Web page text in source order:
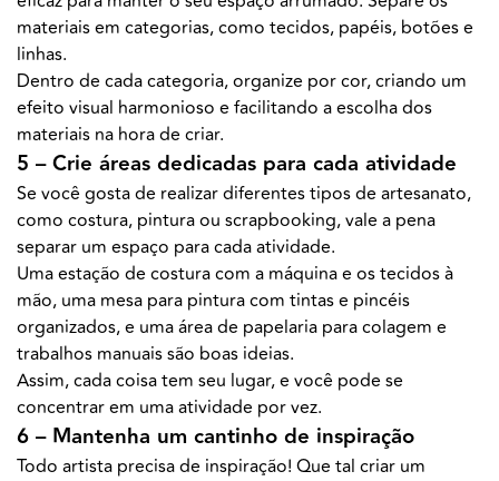
materiais em categorias, como tecidos, papéis, botões e
linhas.
Dentro de cada categoria, organize por cor, criando um
efeito visual harmonioso e facilitando a escolha dos
materiais na hora de criar.
5 – Crie áreas dedicadas para cada atividade
Se você gosta de realizar diferentes tipos de artesanato,
como costura, pintura ou scrapbooking, vale a pena
separar um espaço para cada atividade.
Uma estação de costura com a máquina e os tecidos à
mão, uma mesa para pintura com tintas e pincéis
organizados, e uma área de papelaria para colagem e
trabalhos manuais são boas ideias.
Assim, cada coisa tem seu lugar, e você pode se
concentrar em uma atividade por vez.
6 – Mantenha um cantinho de inspiração
Todo artista precisa de inspiração! Que tal criar um